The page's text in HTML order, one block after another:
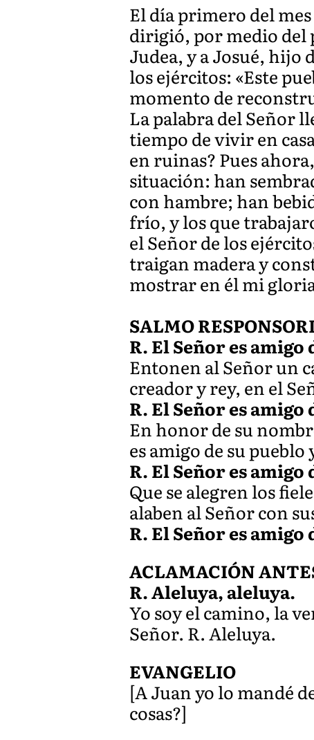
El día primero del
dirigió, por medio del
Judea, y a Josué, hijo
los ejércitos: «Este
momento de
La palabra del Señor
tiempo de vivir en
en ruinas? Pues
situación: han
con hambre; han
frío, y los que
el Señor de los
traigan madera y
mostrar en él mi
SALMO
R. El Señor es amigo
Entonen al Señor un
creador y rey, en el
R. El Señor es amigo
En honor de su
es amigo de su
R. El Señor es amigo
Que se alegren los
alaben al Señor con
R. El Señor es amigo
ACLAMACIÓN
R. Aleluya, aleluya.
Yo soy el camino, la
Señor. R. Aleluya.
EVANGELIO
[A Juan yo lo mandé
cosas?]